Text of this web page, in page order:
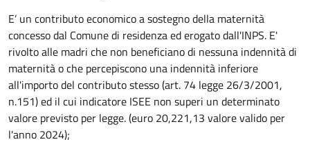
E’ un contributo economico a sostegno della maternità
concesso dal Comune di residenza ed erogato dall'INPS. E'
rivolto alle madri che non beneficiano di nessuna indennità di
maternità o che percepiscono una indennità inferiore
all'importo del contributo stesso (art. 74 legge 26/3/2001,
n.151) ed il cui indicatore ISEE non superi un determinato
valore previsto per legge. (euro 20,221,13 valore valido per
l'anno 2024);